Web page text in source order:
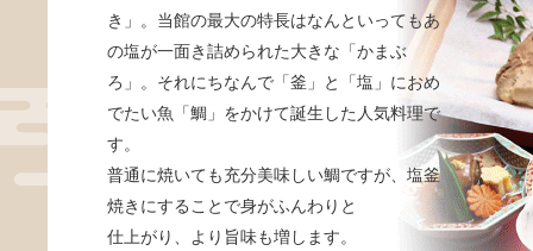
き」。当館の最大の特長はなんといってもあ
の塩が一面き詰められた大きな「かまぶ
ろ」。それにちなんで「釜」と「塩」におめ
でたい魚「鯛」をかけて誕生した人気料理で
す。
普通に焼いても充分美味しい鯛ですが、塩釜
焼きにすることで身がふんわりと
仕上がり、より旨味も増します。